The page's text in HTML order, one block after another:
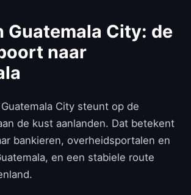
Guatemala City: de
naar
City steunt op de
de kust aanlanden. Dat betekent
bankieren, overheidsportalen en
en een stabiele route